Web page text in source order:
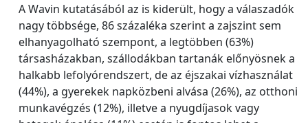
A Wavin kutatásából az is kiderült, hogy a válaszadók
nagy többsége, 86 százaléka szerint a zajszint sem
elhanyagolható szempont, a legtöbben (63%)
társasházakban, szállodákban tartanák előnyösnek a
halkabb lefolyórendszert, de az éjszakai vízhasználat
(44%), a gyerekek napközbeni alvása (26%), az otthoni
munkavégzés (12%), illetve a nyugdíjasok vagy